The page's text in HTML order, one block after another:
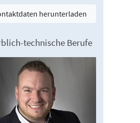
herunterladen
technische Berufe